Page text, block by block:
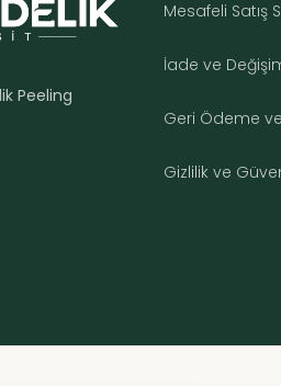
Peeling
Mesafeli Satış
İade ve
Geri Ödeme
Gizlilik ve